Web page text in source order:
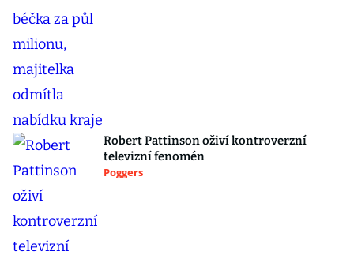
Robert Pattinson oživí kontroverzní
televizní fenomén
Poggers